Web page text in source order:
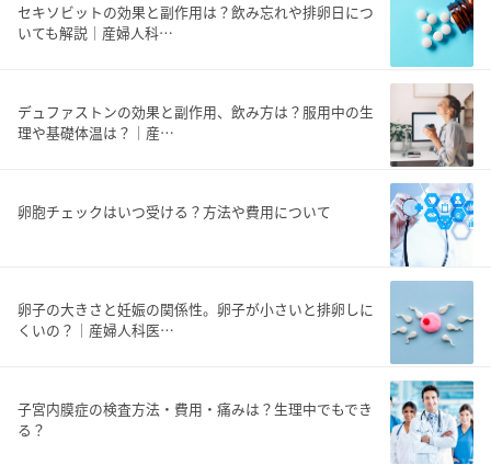
セキソビットの効果と副作用は？飲み忘れや排卵日につ
いても解説｜産婦人科…
デュファストンの効果と副作用、飲み方は？服用中の生
理や基礎体温は？｜産…
卵胞チェックはいつ受ける？方法や費用について
卵子の大きさと妊娠の関係性。卵子が小さいと排卵しに
くいの？｜産婦人科医…
子宮内膜症の検査方法・費用・痛みは？生理中でもでき
る？